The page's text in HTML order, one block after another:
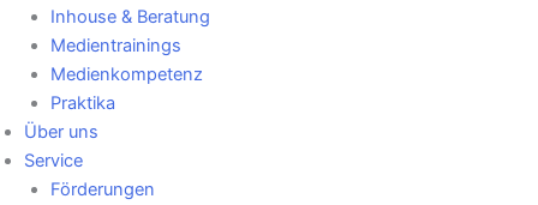
Inhouse & Beratung
Medientrainings
Medienkompetenz
Praktika
Über uns
Service
Förderungen